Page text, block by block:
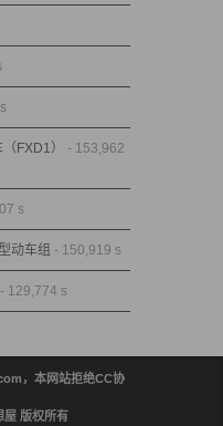
FXD1）
- 153,962
s
动车组 - 150,919 s
- 129,774 s
，本网站拒绝CC协
屋 版权所有